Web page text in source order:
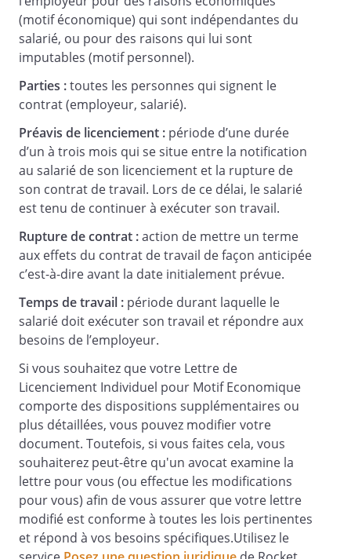
(motif économique) qui sont indépendantes du
salarié, ou pour des raisons qui lui sont
imputables (motif personnel).
Parties :toutes les personnes qui signent le
contrat (employeur, salarié).
Préavis de licenciement : période d’une durée
d’un à trois mois qui se situe entre la notification
au salarié de son licenciement et la rupture de
son contrat de travail. Lors de ce délai, le salarié
est tenu de continuer à exécuter son travail.
Rupture de contrat :action de mettre un terme
aux effets du contrat de travail de façon anticipée
c’est-à-dire avant la date initialement prévue.
Temps de travail : période durant laquelle le
salarié doit exécuter son travail et répondre aux
besoins de l’employeur.
Si vous souhaitez que votre Lettre de
Licenciement Individuel pour Motif Economique
comporte des dispositions supplémentaires ou
plus détaillées, vous pouvez modifier votre
document. Toutefois, si vous faites cela, vous
souhaiterez peut-être qu'un avocat examine la
lettre pour vous (ou effectue les modifications
pour vous) afin de vous assurer que votre lettre
modifié est conforme à toutes les lois pertinentes
et répond à vos besoins spécifiques.Utilisez le